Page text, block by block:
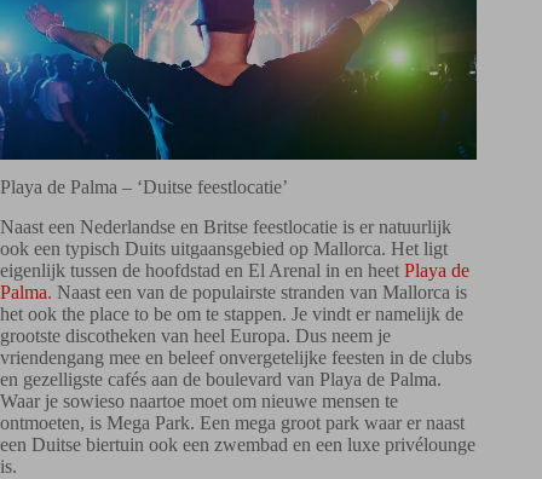
Playa de Palma – ‘Duitse feestlocatie’
Naast een Nederlandse en Britse feestlocatie is er natuurlijk
ook een typisch Duits uitgaansgebied op Mallorca. Het ligt
eigenlijk tussen de hoofdstad en El Arenal in en heet Playa de
Palma. Naast een van de populairste stranden van Mallorca is
het ook the place to be om te stappen. Je vindt er namelijk de
grootste discotheken van heel Europa. Dus neem je
vriendengang mee en beleef onvergetelijke feesten in de clubs
en gezelligste cafés aan de boulevard van Playa de Palma.
Waar je sowieso naartoe moet om nieuwe mensen te
ontmoeten, is Mega Park. Een mega groot park waar er naast
een Duitse biertuin ook een zwembad en een luxe privélounge
is.